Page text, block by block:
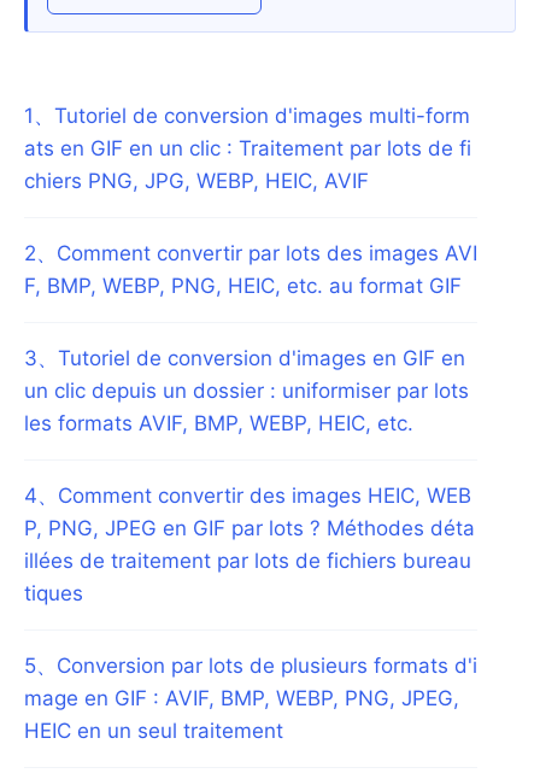
1 、 Tutoriel de conversion d'images multi-form
ats en GIF en un clic : Traitement par lots de fi
chiers PNG, JPG, WEBP, HEIC, AVIF
2、 Comment convertir par lots des images AVI
F, BMP, WEBP, PNG, HEIC, etc. au format GIF
3、 Tutoriel de conversion d'images en GIF en
un clic depuis un dossier : uniformiser par lots
les formats AVIF, BMP, WEBP, HEIC, etc.
4、 Comment convertir des images HEIC, WEB
P, PNG, JPEG en GIF par lots ? Méthodes déta
illées de traitement par lots de fichiers bureau
tiques
5、 Conversion par lots de plusieurs formats d'i
mage en GIF : AVIF, BMP, WEBP, PNG, JPEG,
HEIC en un seul traitement